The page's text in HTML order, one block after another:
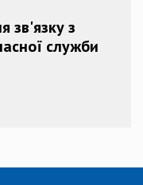
зв'язку з
служби